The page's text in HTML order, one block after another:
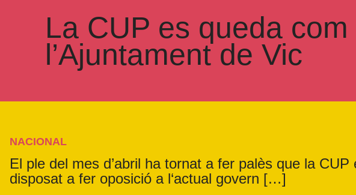
La CUP es queda com
l’Ajuntament de Vic
NACIONAL
El ple del mes d’abril ha tornat a fer palès que la CUP
disposat a fer oposició a l‘actual govern […]